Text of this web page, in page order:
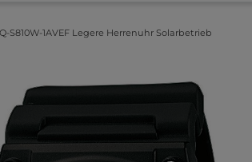
S810W-1AVEF Legere Herrenuhr Solarbetrieb